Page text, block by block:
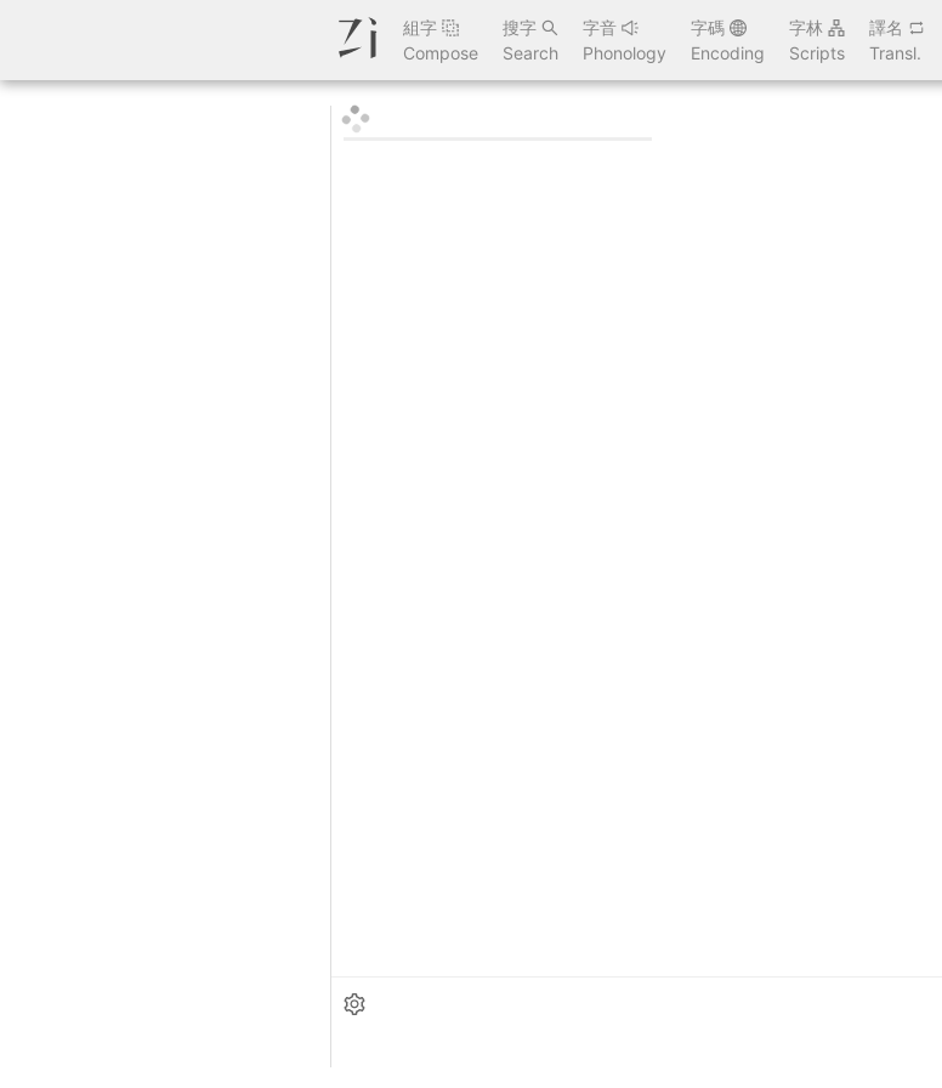
組字
Compose
搜字
Search
字音
Phonology
字碼
Encoding
字林
Scripts
譯名
Transl.